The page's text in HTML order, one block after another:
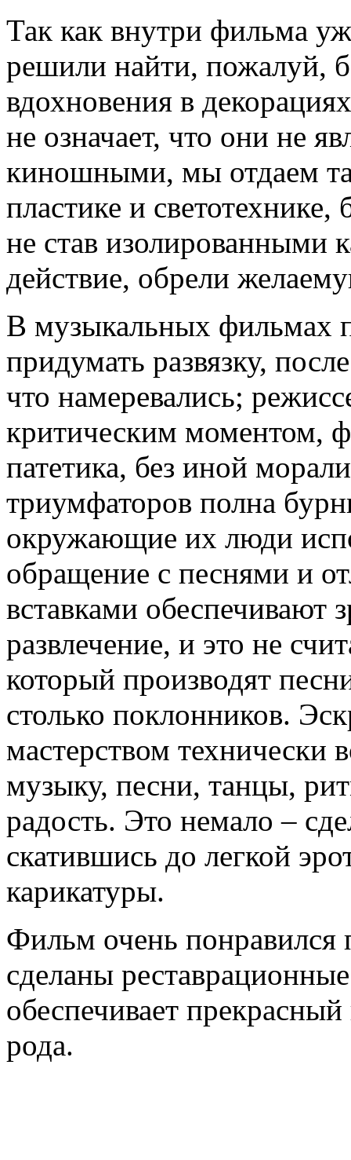
Так как внутри фильма
решили найти, пожалуй,
вдохновения в
не означает, что они не
киношными, мы отдаем
пластике и
не став изолированными
действие, обрели
В музыкальных фильмах
придумать развязку,
что намеревались;
критическим моментом,
патетика, без иной
триумфаторов полна
окружающие их люди
обращение с песнями и
вставками обеспечивают
развлечение, и это не
который производят
столько поклонников.
мастерством технически
музыку, песни, танцы,
радость. Это немало –
скатившись до легкой
карикатуры.
Фильм очень понравился
сделаны
обеспечивает
рода.